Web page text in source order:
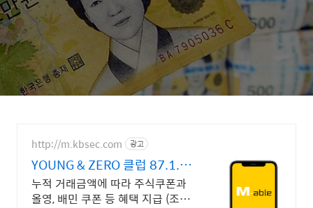
http://m.kbsec.com 광고
YOUNG & ZERO 클럽 87.1.1
이후 출생 대상
누적 거래금액에 따라 주식쿠폰과
올영, 배민 쿠폰 등 혜택 지급 (조건